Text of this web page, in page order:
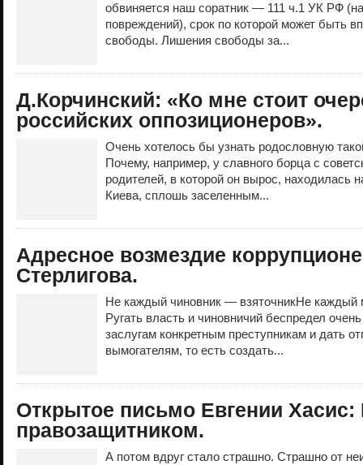
обвиняется наш соратник — 111 ч.1 УК РФ
повреждений), срок по которой может быть
свободы. Лишения свободы за...
Д.Корчинский: «Ко мне стоит
российских оппозиционеров».
Очень хотелось бы узнать родословную
Почему, например, у славного борца с
родителей, в которой он вырос, находилась
Киева, сплошь заселенным...
Адресное возмездие
Стерлигова.
Не каждый чиновник — взяточникНе
Ругать власть и чиновничий беспредел
заслугам конкретным преступникам и дать
вымогателям, то есть создать...
Открытое письмо Евгении Хасис:
правозащитником.
А потом вдруг стало страшно. Страшно от